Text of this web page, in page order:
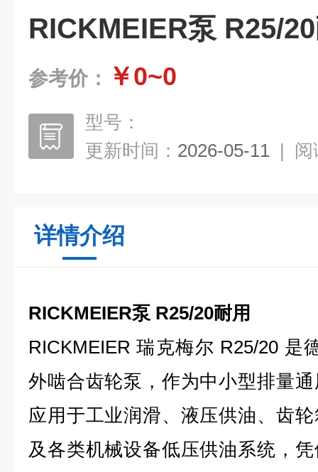
RICKMEIER泵 R25/
参考价： ￥0~0
型号：
更新时间： 2026-05-11 | 阅
详情介绍
RICKMEIER泵 R25/20耐用
RICKMEIER 瑞克梅尔 R25/20 是
外啮合齿轮泵，作为中小型排量
应用于工业润滑、液压供油、齿
及各类机械设备低压供油系统，